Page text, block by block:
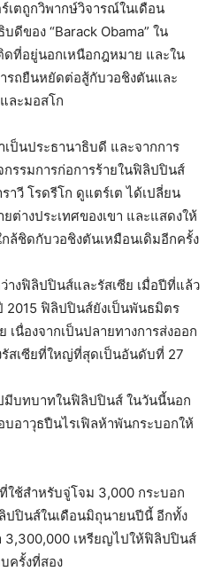
เตถูกวิพากษ์วิจารณ์ในเดือน
ดีของ “Barack Obama” ใน
ดที่อยู่นอกเหนือกฎหมาย และใน
ารถยืนหยัดต่อสู้กับวอชิงตันและ
ละมอสโก
ป็นประธานาธิบดี และจากการ
กรรมการก่อการร้ายในฟิลิปปินส์
าวี โรดรีโก ดูแตร์เต ได้เปลี่ยน
ต่างประเทศของเขา และแสดงให้
ล้ชิดกับวอชิงตันเหมือนเดิมอีกครั้ง
งฟิลิปปินส์และรัสเซีย เมื่อปีที่แล้ว
2015 ฟิลิปปินส์ยังเป็นพันธมิตร
เนื่องจากเป็นปลายทางการส่งออก
สเซียที่ใหญ่ที่สุดเป็นอันดับที่ 27
มีบทบาทในฟิลิปปินส์ ในวันนี้นอก
บอาวุธปืนไรเฟิลห้าพันกระบอกให้
ใช้สำหรับจู่โจม 3,000 กระบอก
ปปินส์ในเดือนมิถุนายนปีนี้ อีกทั้ง
3,300,000 เหรียญไปให้ฟิลิปปินส์
ครั้งที่สอง